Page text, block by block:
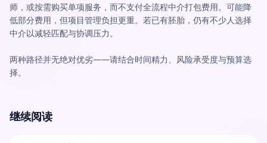
师，或按需购买单项服务，而不支付全流程中介打包费用。可能降
低部分费用，但项目管理负担更重。若已有胚胎，仍有不少人选择
中介以减轻匹配与协调压力。
两种路径并无绝对优劣——请结合时间精力、风险承受度与预算选
择。
继续阅读